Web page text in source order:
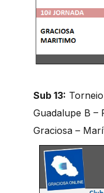
Sub 13:
Guadalupe B –
Graciosa –